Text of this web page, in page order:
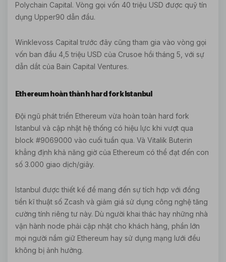
Polychain Capital. Vòng gọi vốn 40 triệu USD được quỹ tín
dụng Upper90 dẫn đầu.
Winklevoss Capital trước đây cũng tham gia vào vòng gọi
vốn ban đầu 4,5 triệu USD của Crusoe hồi tháng 5, với sự
dẫn dắt của Bain Capital Ventures.
Ethereum hoàn thành hard fork Istanbul
Đội ngũ phát triển Ethereum vừa hoàn toàn hard fork
Istanbul và cập nhật hệ thống có hiệu lực khi vượt qua
block #9069000 vào cuối tuần qua. Và Vitalik Buterin
khẳng định khả năng giờ của Ethereum có thể đạt đến con
số 3.000 giao dịch/giây.
Istanbul được thiết kế để mang đến sự tích hợp với đồng
tiền kĩ thuật số Zcash và giảm giá sử dụng công nghệ tăng
cường tính riêng tư này. Dù người khai thác hay những nhà
vận hành node phải cập nhật cho khách hàng, phần lớn
mọi người nắm giữ Ethereum hay sử dụng mạng lưới đều
không bị ảnh hưởng.